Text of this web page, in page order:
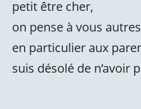
petit être cher,
on pense à vous
en particulier aux
suis désolé de n’avoir